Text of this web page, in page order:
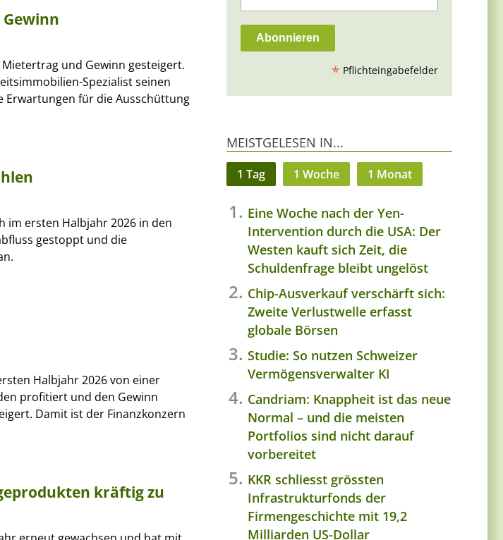
und Gewinn gesteigert.
Spezialist seinen
für die Ausschüttung
im ersten Halbjahr 2026 in den
gestoppt und die
Halbjahr 2026 von einer
profitiert und den Gewinn
Damit ist der Finanzkonzern
kräftig zu
* Pflichteingabefelder
MEISTGELESEN IN...
1 Tag 1 Woche 1 Monat
Eine Woche nach der Yen-
Intervention durch die USA: Der
Westen kauft sich Zeit, die
Schuldenfrage bleibt ungelöst
Chip-Ausverkauf verschärft sich:
Zweite Verlustwelle erfasst
globale Börsen
Studie: So nutzen Schweizer
Vermögensverwalter KI
Candriam: Knappheit ist das neue
Normal – und die meisten
Portfolios sind nicht darauf
vorbereitet
KKR schliesst grössten
Infrastrukturfonds der
Firmengeschichte mit 19,2
Milliarden US-Dollar